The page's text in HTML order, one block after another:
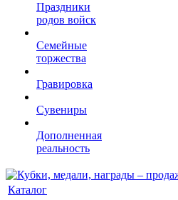
Праздники
родов войск
Семейные
торжества
Гравировка
Сувениры
Дополненная
реальность
Каталог